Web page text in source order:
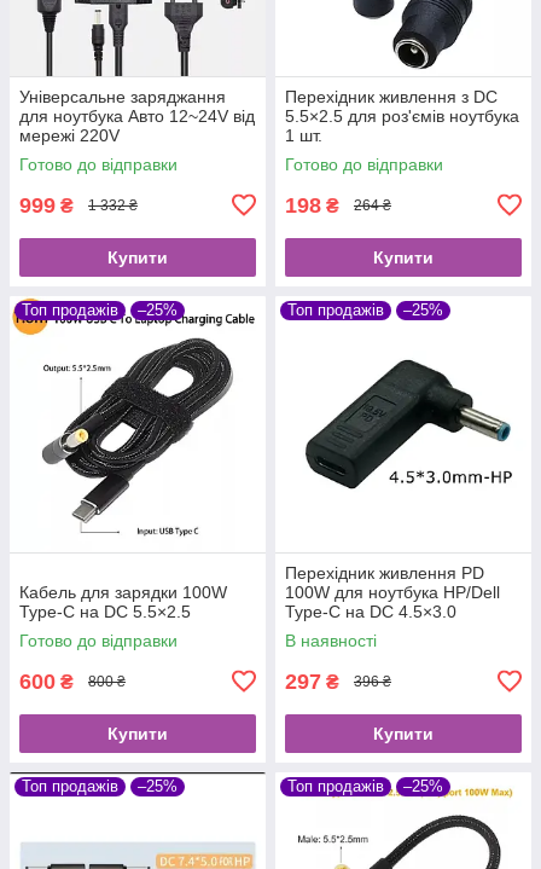
Універсальне заряджання
для ноутбука Авто 12~24V від
мережі 220V
Готово до відправки
999 ₴ 1 332 ₴
Купити
Перехідник живлення з DC
5.5×2.5 для роз'ємів ноутбука
1 шт.
Готово до відправки
198 ₴ 264 ₴
Купити
Топ продажів –25%
Кабель для зарядки 100W
Type-C на DC 5.5×2.5
Готово до відправки
600 ₴ 800 ₴
Купити
Топ продажів –25%
Перехідник живлення PD
100W для ноутбука HP/Dell
Type-C на DC 4.5×3.0
В наявності
297 ₴ 396 ₴
Купити
Топ продажів –25% Топ продажів –25%